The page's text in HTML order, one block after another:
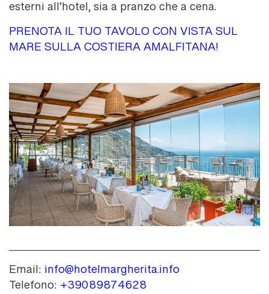
esterni all’hotel, sia a pranzo che a cena.
PRENOTA IL TUO TAVOLO CON VISTA SUL
MARE SULLA COSTIERA AMALFITANA!
Email: info@hotelmargherita.info
Telefono: +39089874628